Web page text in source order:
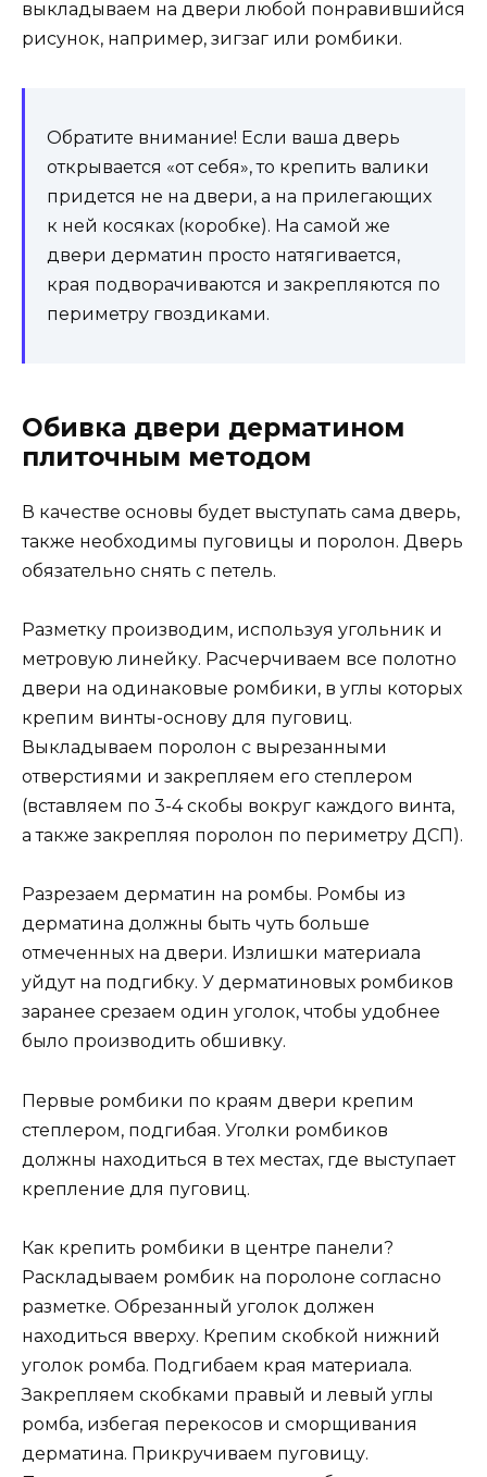
выкладываем на двери любой понравившийся
рисунок, например, зигзаг или ромбики.
Обратите внимание! Если ваша дверь
открывается «от себя», то крепить валики
придется не на двери, а на прилегающих
к ней косяках (коробке). На самой же
двери дерматин просто натягивается,
края подворачиваются и закрепляются по
периметру гвоздиками.
Обивка двери дерматином
плиточным методом
В качестве основы будет выступать сама дверь,
также необходимы пуговицы и поролон. Дверь
обязательно снять с петель.
Разметку производим, используя угольник и
метровую линейку. Расчерчиваем все полотно
двери на одинаковые ромбики, в углы которых
крепим винты-основу для пуговиц.
Выкладываем поролон с вырезанными
отверстиями и закрепляем его степлером
(вставляем по 3-4 скобы вокруг каждого винта,
а также закрепляя поролон по периметру ДСП).
Разрезаем дерматин на ромбы. Ромбы из
дерматина должны быть чуть больше
отмеченных на двери. Излишки материала
уйдут на подгибку. У дерматиновых ромбиков
заранее срезаем один уголок, чтобы удобнее
было производить обшивку.
Первые ромбики по краям двери крепим
степлером, подгибая. Уголки ромбиков
должны находиться в тех местах, где выступает
крепление для пуговиц.
Как крепить ромбики в центре панели?
Раскладываем ромбик на поролоне согласно
разметке. Обрезанный уголок должен
находиться вверху. Крепим скобкой нижний
уголок ромба. Подгибаем края материала.
Закрепляем скобками правый и левый углы
ромба, избегая перекосов и сморщивания
дерматина. Прикручиваем пуговицу.